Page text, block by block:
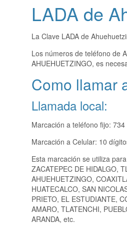
LADA de
La Clave LADA de
Los números de teléfono de
AHUEHUETZINGO, es
Como llamar
Llamada local:
Marcación a teléfono fijo:
Marcación a Celular: 10
Esta marcación se utiliza
ZACATEPEC DE HIDALGO,
AHUEHUETZINGO,
HUATECALCO, SAN
PRIETO, EL ESTUDIANTE,
AMARO, TLATENCHI,
ARANDA, etc.